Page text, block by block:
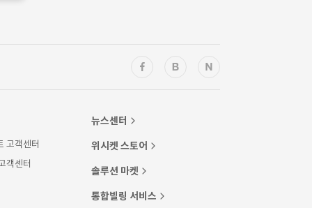
고객센터
객센터
뉴스센터
위시켓 스토어
솔루션 마켓
통합빌링 서비스